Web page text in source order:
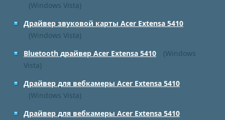
(Windows Vista)
Драйвер звуковой карты Acer Extensa 5410
(Windows Vista)
Bluetooth драйвер Acer Extensa 5410
(Windows
Vista)
Драйвер для вебкамеры Acer Extensa 5410
(Windows Vista)
Драйвер для вебкамеры Acer Extensa 5410